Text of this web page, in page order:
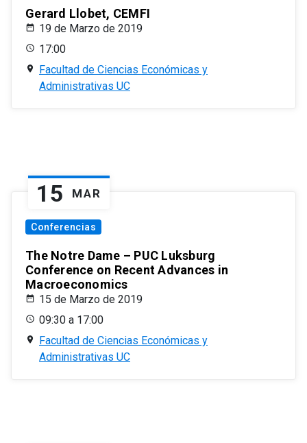
Gerard Llobet, CEMFI
19 de Marzo de 2019
17:00
Facultad de Ciencias Económicas y
Administrativas UC
15 MAR
Conferencias
The Notre Dame – PUC Luksburg
Conference on Recent Advances in
Macroeconomics
15 de Marzo de 2019
09:30 a 17:00
Facultad de Ciencias Económicas y
Administrativas UC